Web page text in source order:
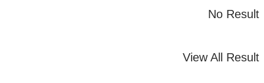
No
View All